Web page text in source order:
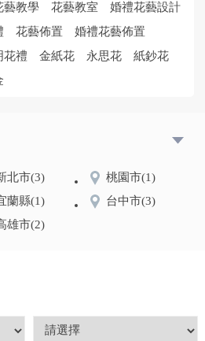
藝教學 花藝教室
婚禮花藝設計
花藝佈置
婚禮花藝佈置
花禮 金紙花 永思花
紙鈔花
北市(3) 桃園市(1)
蘭縣(1) 台中市(3)
雄市(2)